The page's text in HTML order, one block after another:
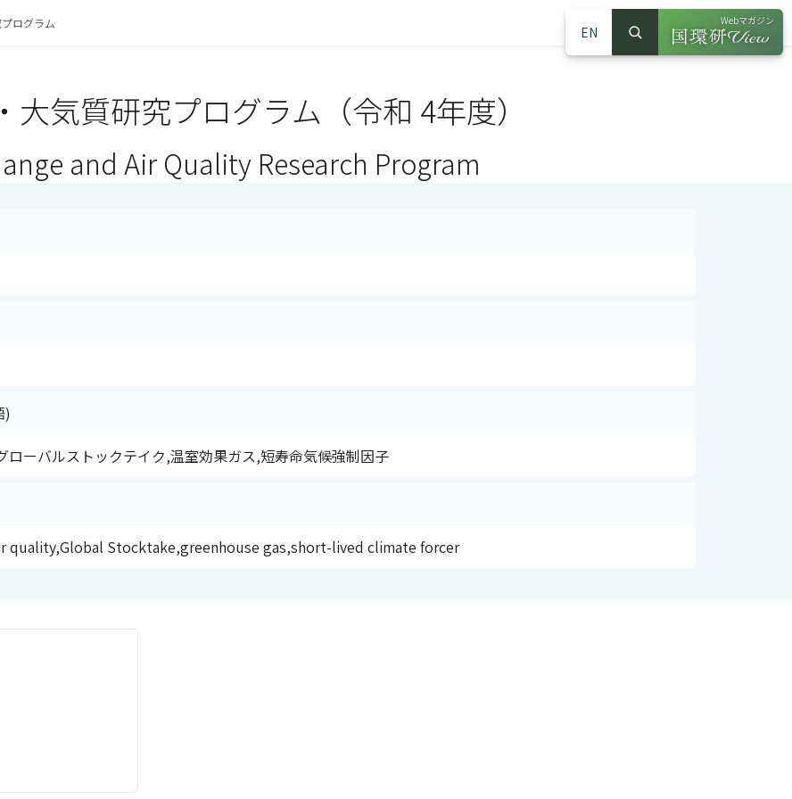
EN
サイト内検索
検索
Webマガジン
（別ウインドウ
ログラム
大気質研究プログラム（令和 4年度）
and Air Quality Research Program
)
ローバルストックテイク,温室効果ガス,短寿命気候強制因子
quality,Global Stocktake,greenhouse gas,short-lived climate forcer